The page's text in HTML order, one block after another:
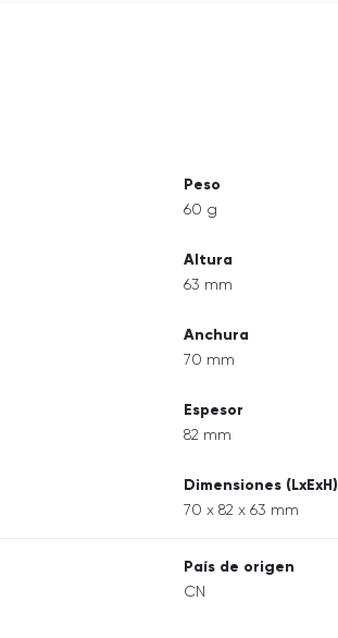
Peso
60 g
Altura
63 mm
Anchura
70 mm
Espesor
82 mm
Dimensiones (LxExH)
70 x 82 x 63 mm
País de origen
CN